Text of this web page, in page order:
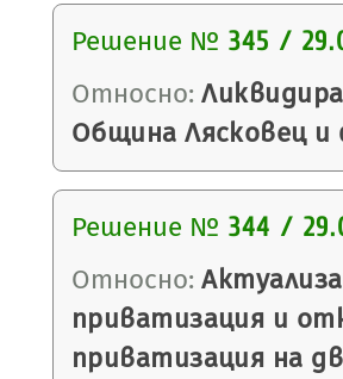
Решение № 345 /
Относно:
Община Лясковец и
Решение № 344 /
Относно:
приватизация и
приватизация на